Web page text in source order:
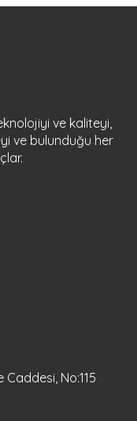
ve kaliteyi,
ve bulunduğu her
No:115